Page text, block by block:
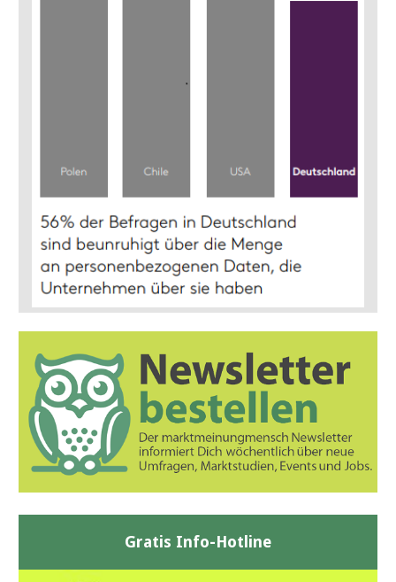
Gratis Info-Hotline